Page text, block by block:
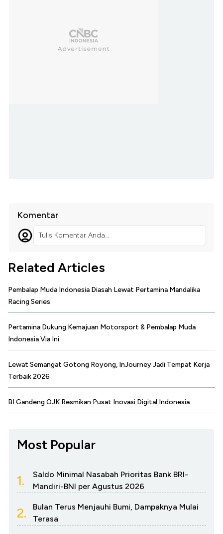
Komentar
Tulis Komentar Anda...
Related Articles
Pembalap Muda Indonesia Diasah Lewat Pertamina Mandalika
Racing Series
Pertamina Dukung Kemajuan Motorsport & Pembalap Muda
Indonesia Via Ini
Lewat Semangat Gotong Royong, InJourney Jadi Tempat Kerja
Terbaik 2026
BI Gandeng OJK Resmikan Pusat Inovasi Digital Indonesia
Most Popular
1.
Saldo Minimal Nasabah Prioritas Bank BRI-
Mandiri-BNI per Agustus 2026
2.
Bulan Terus Menjauhi Bumi, Dampaknya Mulai
Terasa